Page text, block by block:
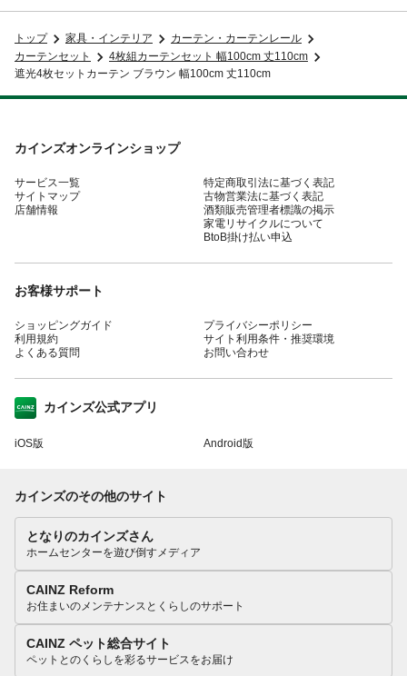
トップ 家具・インテリア
カーテン・カーテンレール
カーテンセット
4枚組カーテンセット 幅100cm 丈110cm
遮光4枚セットカーテン ブラウン 幅100cm 丈110cm
カインズオンラインショップ
サービス一覧
サイトマップ
店舗情報
特定商取引法に基づく表記
古物営業法に基づく表記
酒類販売管理者標識の掲示
家電リサイクルについて
BtoB掛け払い申込
お客様サポート
ショッピングガイド
利用規約
よくある質問
プライバシーポリシー
サイト利用条件・推奨環境
お問い合わせ
カインズ公式アプリ
iOS版 Android版
カインズのその他のサイト
となりのカインズさん
ホームセンターを遊び倒すメディア
CAINZ Reform
お住まいのメンテナンスとくらしのサポート
CAINZ ペット総合サイト
ペットとのくらしを彩るサービスをお届け